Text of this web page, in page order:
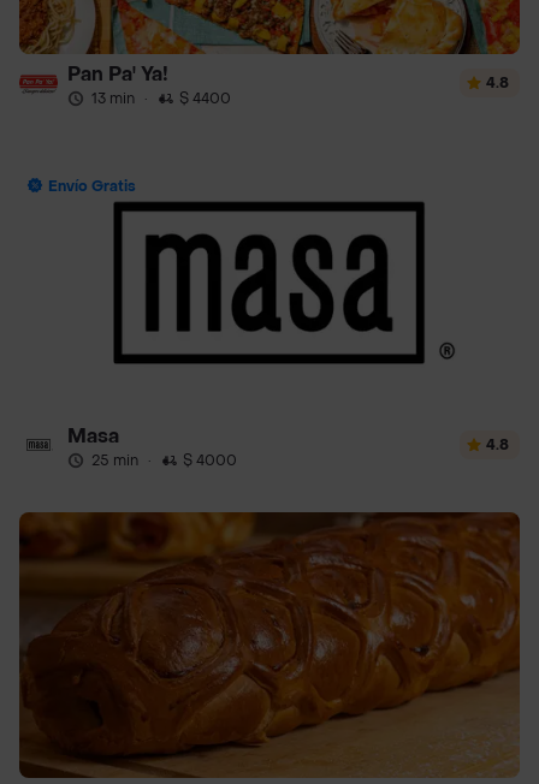
Pan Pa' Ya!
13 min · $ 4400
4.8
Envío Gratis
Masa
25 min · $ 4000
4.8